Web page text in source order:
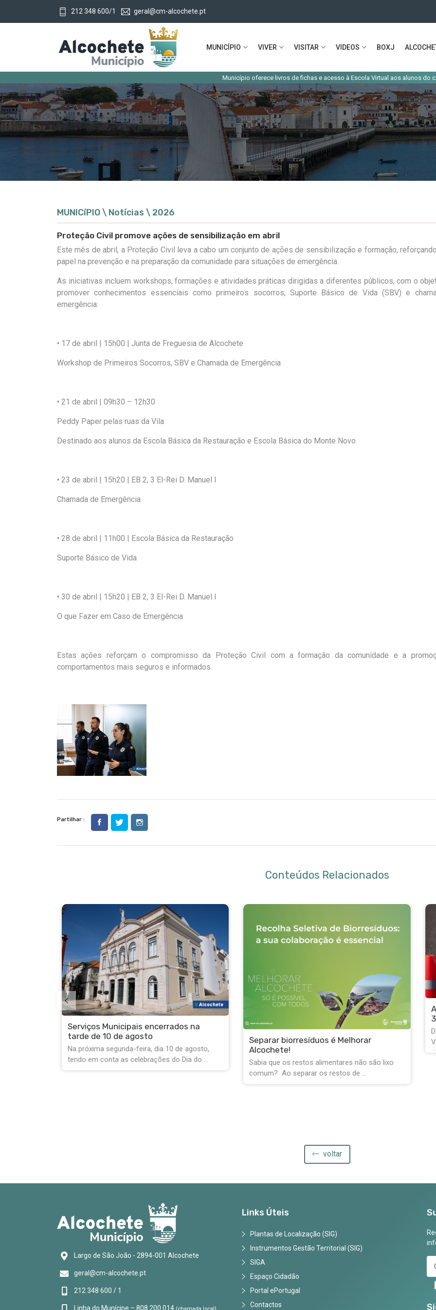
212 348 600/1 geral@cm-alcochete.pt
MUNICÍPIO VIVER VISITAR VIDEOS BOXJ
Município oferece livros de fichas e acesso à Escola Virtual aos alunos do concelho |
MUNICíPIO \ Notícias \ 2026
Proteção Civil promove ações de sensibilização em abril
Este mês de abril, a Proteção Civil leva a cabo um conjunto de ações de sensibilização e formação,
papel na prevenção e na preparação da comunidade para situações de emergência.
As iniciativas incluem workshops, formações e atividades práticas dirigidas a diferentes públicos, com o
promover conhecimentos essenciais como primeiros socorros, Suporte Básico de Vida (SBV) e
emergência:
• 17 de abril | 15h00 | Junta de Freguesia de Alcochete
Workshop de Primeiros Socorros, SBV e Chamada de Emergência
• 21 de abril | 09h30 – 12h30
Peddy Paper pelas ruas da Vila
Destinado aos alunos da Escola Básica da Restauração e Escola Básica do Monte Novo
• 23 de abril | 15h20 | EB 2, 3 El-Rei D. Manuel I
Chamada de Emergência
• 28 de abril | 11h00 | Escola Básica da Restauração
Suporte Básico de Vida
• 30 de abril | 15h20 | EB 2, 3 El-Rei D. Manuel I
O que Fazer em Caso de Emergência
Estas ações reforçam o compromisso da Proteção Civil com a formação da comunidade e a
comportamentos mais seguros e informados.
Partilhar :
Conteúdos Relacionados
Separar biorresíduos é Melhorar
Alcochete!
Sabia que os restos alimentares não são lixo
Alteração de trânsito em Alcochete até
Devido à realização das Festas do Barrete
Verde e das Salinas, montagem e
desmontagem de ...
voltar
Largo de São João - 2894-001 Alcochete
geral@cm-alcochete.pt
212 348 600 / 1
Linha do Munícipe – 808 200 014
Links Úteis
Plantas de Localização (SIG)
Instrumentos Gestão Territorial (SIG)
SIGA
Espaço Cidadão
Portal ePortugal
Contactos